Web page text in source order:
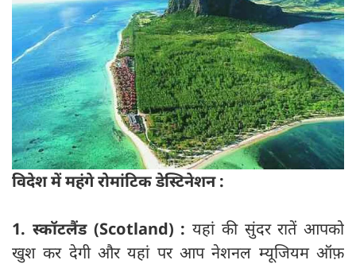
विदेश में महंगे रोमांटिक डेस्टिनेशन :
1. स्कॉटलैंड (Scotland) : यहां की सुंदर रातें आपको
खुश कर देगी और यहां पर आप नेशनल म्यूजियम ऑफ़